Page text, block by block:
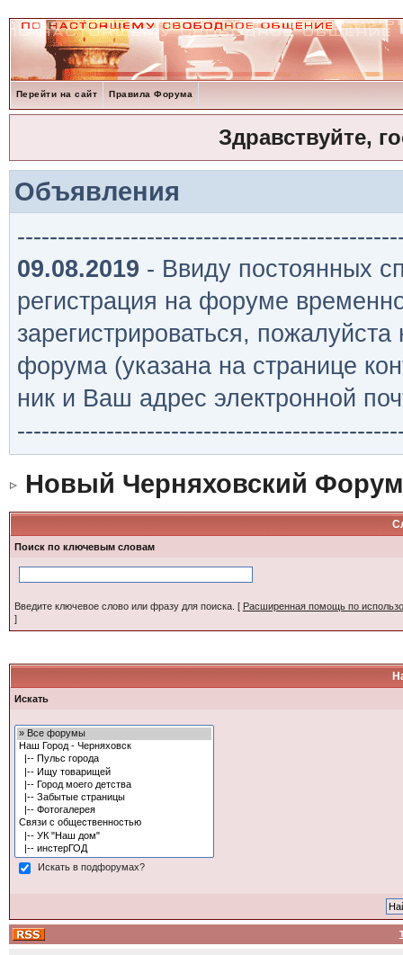
Перейти на сайт Правила Форума
Здравствуйте,
Объявления
09.08.2019 - Ввиду постоянных
регистрация на форуме
зарегистрироваться,
форума (указана на странице
ник и Ваш адрес электронной
Новый Черняховский Форум
Поиск по ключевым словам
Введите ключевое слово или фразу для поиска. [ Расширенная помощь по
]
Искать
Искать в подфорумах?